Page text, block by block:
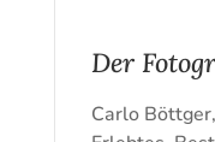
Der
Carlo